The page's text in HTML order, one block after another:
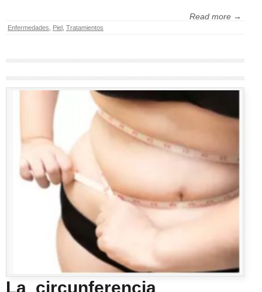
Read more →
Enfermedades Piel Tratamientos
La circunferencia